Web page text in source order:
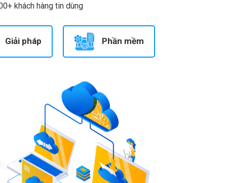
khách hàng tin dùng
Giải pháp Phần mềm